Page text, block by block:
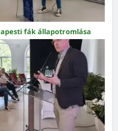
fák állapotromlása